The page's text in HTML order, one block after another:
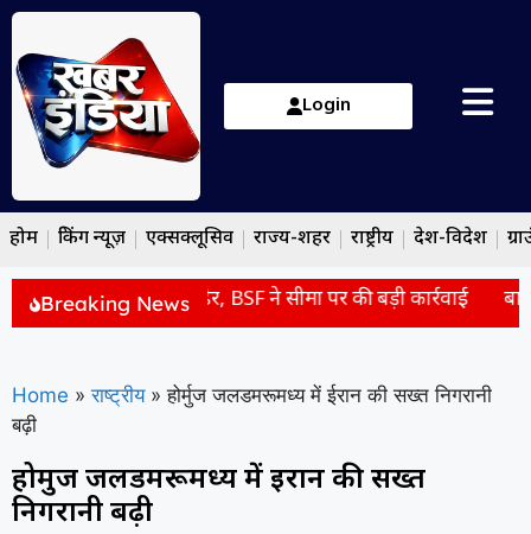
Login
होम ब्रेकिंग न्यूज़ एक्सक्लूसिव राज्य-शहर राष्ट्रीय देश-विदेश
Breaking News
घुसपैठिया ढेर, BSF ने सीमा पर की बड़ी कार्रवाई
Home » राष्ट्रीय » होर्मुज जलडमरूमध्य में ईरान की सख्त निगरानी
बढ़ी
होर्मुज जलडमरूमध्य में ईरान की सख्त
निगरानी बढ़ी